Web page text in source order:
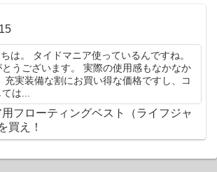
は。 タイドマニア使っているんですね。
うございます。 実際の使用感もなかなか
充実装備な割にお買い得な価格ですし、コ
は...
フローティングベスト（ライフジャ
買え！